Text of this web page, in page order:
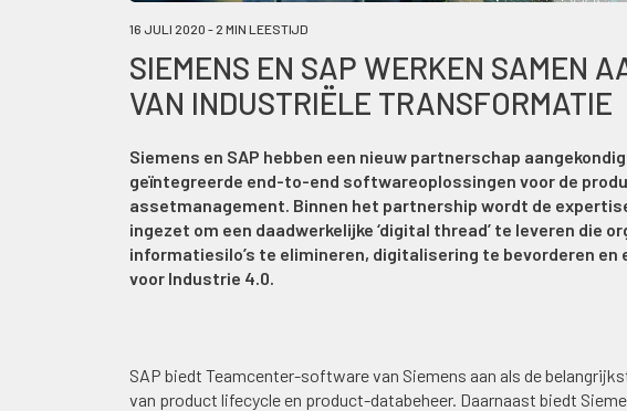
16 JULI 2020 - 2 MIN LEESTIJD
SIEMENS EN SAP WERKEN SAMEN
VAN INDUSTRIËLE TRANSFORMATIE
Siemens en SAP hebben een nieuw partnerschap
geïntegreerde end-to-end softwareoplossingen voor de
assetmanagement. Binnen het partnership wordt de
ingezet om een daadwerkelijke ‘digital thread’ te leveren die
informatiesilo’s te elimineren, digitalisering te bevorderen
voor Industrie 4.0.
SAP biedt Teamcenter-software van Siemens aan als de
van product lifecycle en product-databeheer. Daarnaast biedt